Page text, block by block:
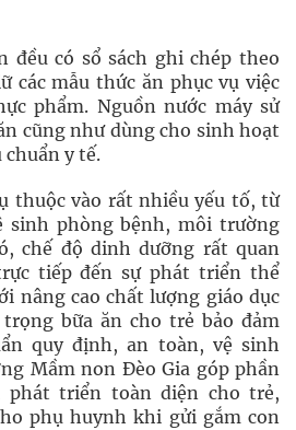
đều có sổ sách ghi chép theo
các mẫu thức ăn phục vụ việc
phẩm. Nguồn nước máy sử
cũng như dùng cho sinh hoạt
chuẩn y tế.
thuộc vào rất nhiều yếu tố, từ
sinh phòng bệnh, môi trường
chế độ dinh dưỡng rất quan
tiếp đến sự phát triển thể
nâng cao chất lượng giáo dục
bữa ăn cho trẻ bảo đảm
quy định, an toàn, vệ sinh
Mầm non Đèo Gia góp phần
phát triển toàn diện cho trẻ,
phụ huynh khi gửi gắm con